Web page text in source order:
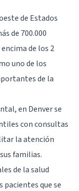
de Estados
de 700.000
de los 2
uno de los
de la
en Denver se
con consultas
la atención
familias.
de la salud
que se